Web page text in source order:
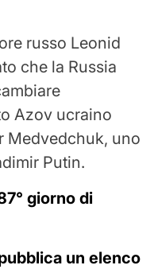
russo Leonid
che la Russia
Azov ucraino
Medvedchuk, uno
Putin.
giorno di
un elenco